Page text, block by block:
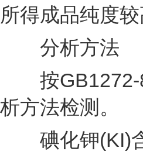
所得成品纯度较
分析方法
按GB1272-
析方法检测。
碘化钾(KI)